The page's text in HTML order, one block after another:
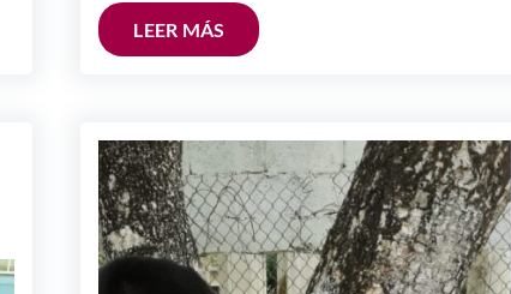
LEER MÁS